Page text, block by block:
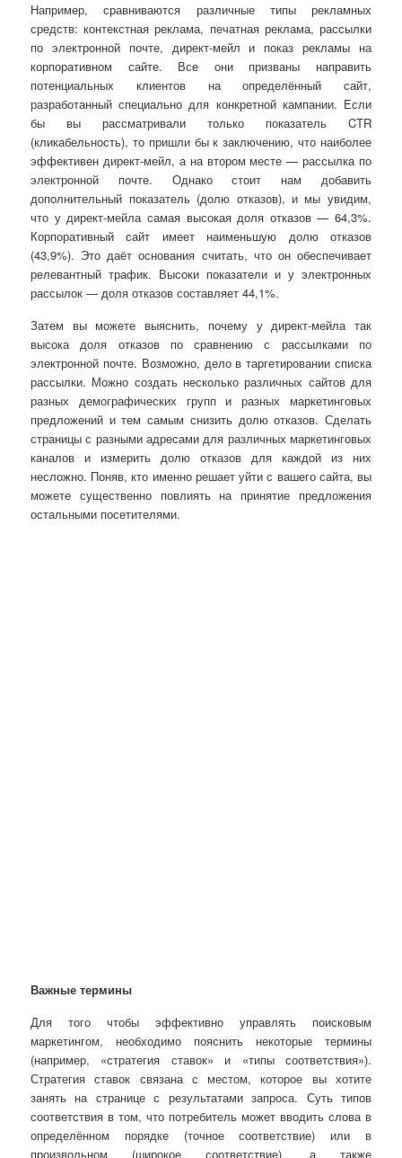
Например, сравниваются различные типы рекламных
средств: контекстная реклама, печатная реклама, рассылки
по электронной почте, директ-мейл и показ рекламы на
корпоративном сайте. Все они призваны направить
потенциальных клиентов на определённый сайт,
разработанный специально для конкретной кампании. Если
бы вы рассматривали только показатель CTR
(кликабельность), то пришли бы к заключению, что наиболее
эффективен директ-мейл, а на втором месте — рассылка по
электронной почте. Однако стоит нам добавить
дополнительный показатель (долю отказов), и мы увидим,
что у директ-мейла самая высокая доля отказов — 64,3%.
Корпоративный сайт имеет наименьшую долю отказов
(43,9%). Это даёт основания считать, что он обеспечивает
релевантный трафик. Высоки показатели и у электронных
рассылок — доля отказов составляет 44,1%.
Затем вы можете выяснить, почему у директ-мейла так
высока доля отказов по сравнению с рассылками по
электронной почте. Возможно, дело в таргетировании списка
рассылки. Можно создать несколько различных сайтов для
разных демографических групп и разных маркетинговых
предложений и тем самым снизить долю отказов. Сделать
страницы с разными адресами для различных маркетинговых
каналов и измерить долю отказов для каждой из них
несложно. Поняв, кто именно решает уйти с вашего сайта, вы
можете существенно повлиять на принятие предложения
остальными посетителями.
Важные термины
Для того чтобы эффективно управлять поисковым
маркетингом, необходимо пояснить некоторые термины
(например, «стратегия ставок» и «типы соответствия»).
Стратегия ставок связана с местом, которое вы хотите
занять на странице с результатами запроса. Суть типов
соответствия в том, что потребитель может вводить слова в
определённом порядке (точное соответствие) или в
произвольном (широкое соответствие), а также